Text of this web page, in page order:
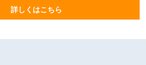
詳しくはこちら